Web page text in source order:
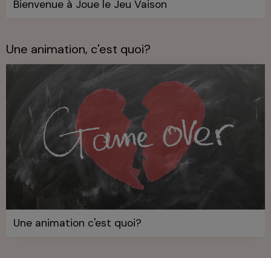
Bienvenue à Joue le Jeu Vaison
Une animation, c'est quoi?
Une animation c'est quoi?